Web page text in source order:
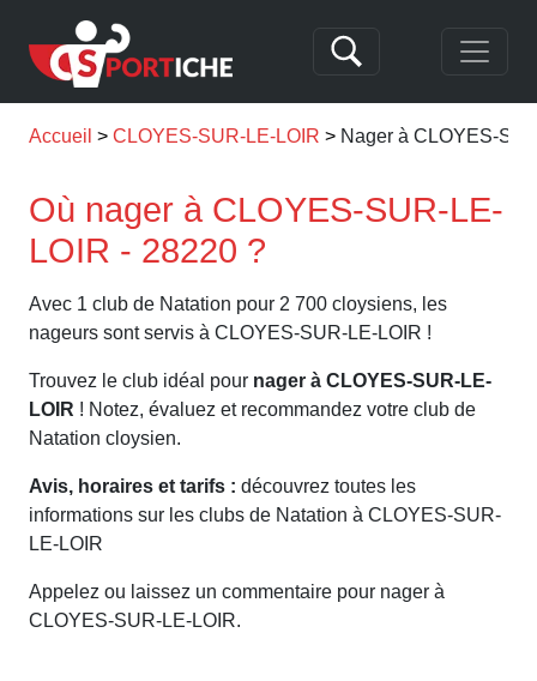
Accueil CLOYES-SUR-LE-LOIR Nager à CLOYES-
Où nager à CLOYES-SUR-LE-
LOIR - 28220 ?
Avec 1 club de Natation pour 2 700 cloysiens, les
nageurs sont servis à CLOYES-SUR-LE-LOIR !
Trouvez le club idéal pour nager à CLOYES-SUR-LE-
LOIR ! Notez, évaluez et recommandez votre club de
Natation cloysien.
Avis, horaires et tarifs : découvrez toutes les
informations sur les clubs de Natation à CLOYES-SUR-
LE-LOIR
Appelez ou laissez un commentaire pour nager à
CLOYES-SUR-LE-LOIR.